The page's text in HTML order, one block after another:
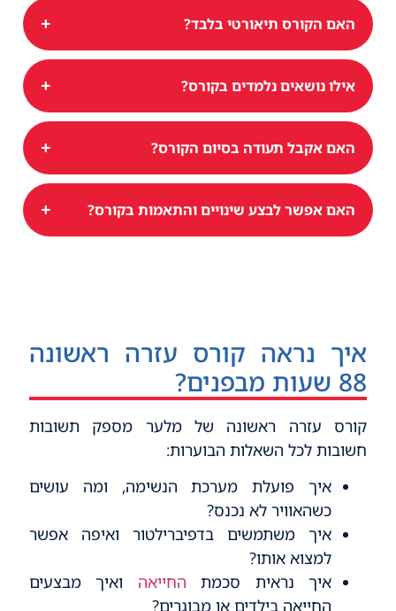
האם הקורס תיאורטי בלבד? +
אילו נושאים נלמדים בקורס? +
האם אקבל תעודה בסיום הקורס? +
האם אפשר לבצע שינויים והתאמות בקורס? +
איך נראה קורס עזרה ראשונה
88 שעות מבפנים?
קורס עזרה ראשונה של מלער מספק תשובות
חשובות לכל השאלות הבוערות:
איך פועלת מערכת הנשימה, ומה עושים
כשהאוויר לא נכנס?
איך משתמשים בדפיברילטור ואיפה אפשר
למצוא אותו?
איך נראית סכמתהחייאה ואיך מבצעים
החייאה בילדים או מבוגרים?